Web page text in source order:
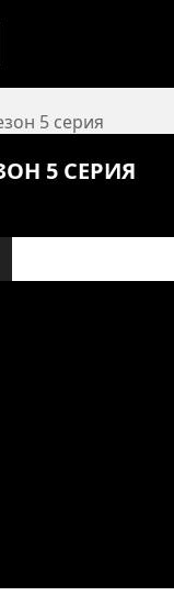
5 серия
5 СЕРИЯ